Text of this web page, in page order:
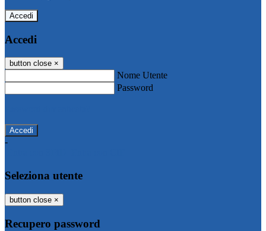
Accedi
Accedi
button close ×
Nome Utente
Password
-
Seleziona utente
button close ×
Recupero password